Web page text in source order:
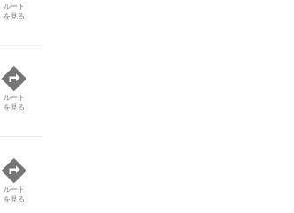
ルート
を見る
ルート
を見る
ルート
を見る